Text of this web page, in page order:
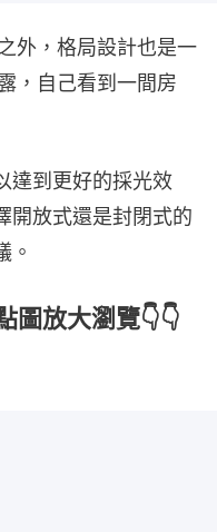
外，格局設計也是一
，自己看到一間房
達到更好的採光效
開放式還是封閉式的
。
放大瀏覽👇👇